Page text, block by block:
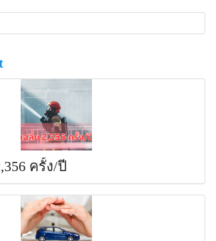
ครั้ง/ปี